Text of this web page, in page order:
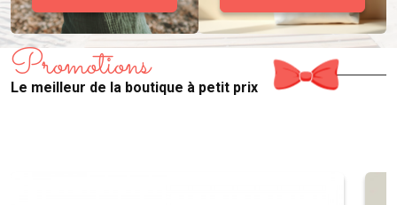
Promotions
Le meilleur de la boutique à petit prix